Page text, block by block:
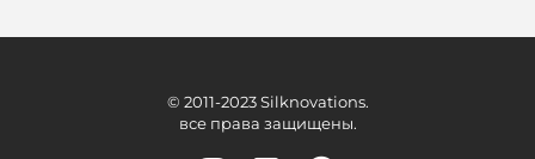
© 2011-2023 Silknovations.
все права защищены.